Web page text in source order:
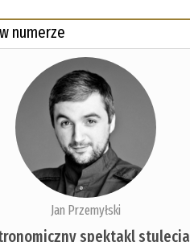
numerze
Jan Przemyłski
spektakl stulecia